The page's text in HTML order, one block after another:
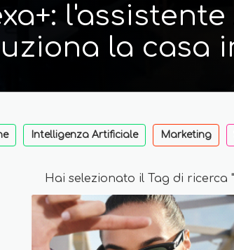
la casa
Intelligenza Artificiale Marketing
Hai selezionato il Tag di ricerca